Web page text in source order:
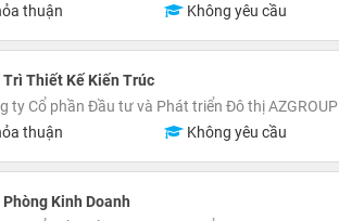
thuận
Không yêu cầu
Trì Thiết Kế Kiến Trúc
ty Cổ phần Đầu tư và Phát triển Đô thị AZGROUP
thuận
Không yêu cầu
Phòng Kinh Doanh